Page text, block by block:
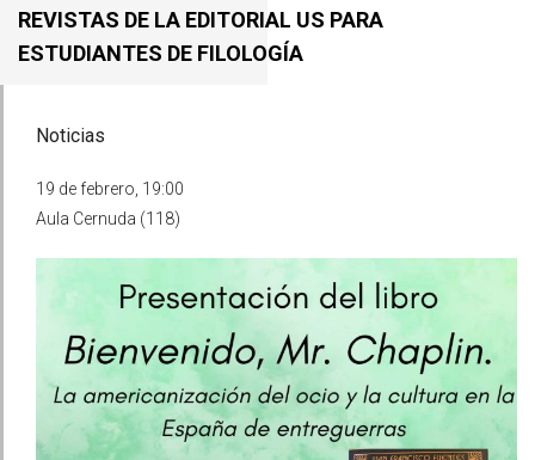
REVISTAS DE LA EDITORIAL US PARA
ESTUDIANTES DE FILOLOGÍA
Noticias
19 de febrero, 19:00
Aula Cernuda (118)